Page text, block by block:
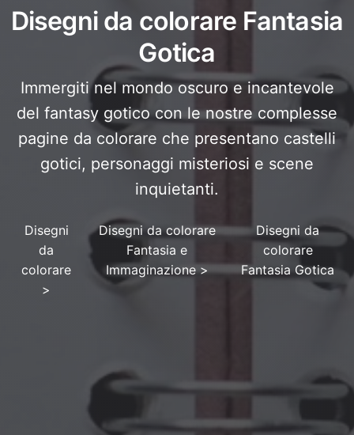
Disegni da colorare Fantasia
Gotica
Immergiti nel mondo oscuro e incantevole
del fantasy gotico con le nostre complesse
pagine da colorare che presentano castelli
gotici, personaggi misteriosi e scene
inquietanti.
Disegni
da
colorare
>
Disegni da colorare
Fantasia e
Immaginazione>
Disegni da
colorare
Fantasia Gotica